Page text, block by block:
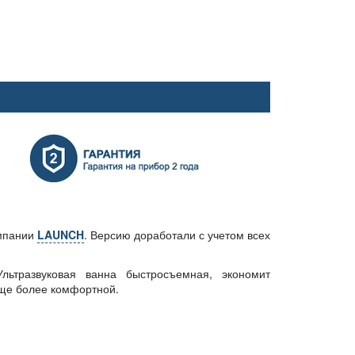
LAUNCH. Версию доработали с учетом всех
ванна быстросъемная, экономит
более комфортной.